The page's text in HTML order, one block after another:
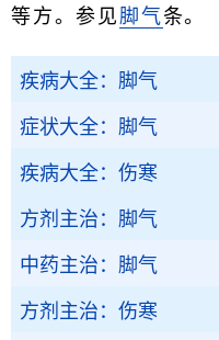
等方。参见脚气条。
疾病大全：脚气
症状大全：脚气
疾病大全：伤寒
方剂主治：脚气
中药主治：脚气
方剂主治：伤寒